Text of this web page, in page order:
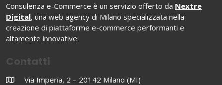
Consulenza e-Commerce è un servizio offerto da Nextre
Digital, una web agency di Milano specializzata nella
creazione di piattaforme e-commerce performanti e
altamente innovative.
Contatti
Via Imperia, 2 – 20142 Milano (MI)